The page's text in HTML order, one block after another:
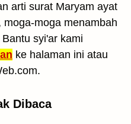
arti surat Maryam ayat
moga menambah
syi'ar kami
ke halaman ini atau
Dibaca